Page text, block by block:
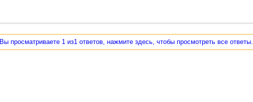
Вы просматриваете 1 из1 ответов, нажмите здесь, чтобы просмотреть все ответы.